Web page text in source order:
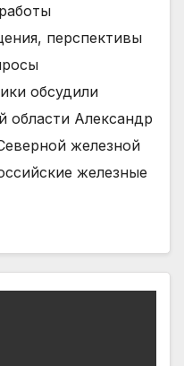
перспективы
обсудили
области Александр
железной
железные